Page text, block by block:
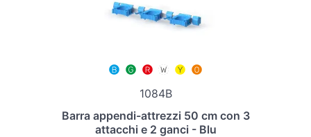
1084B
Barra appendi-attrezzi 50 cm con 3
attacchi e 2 ganci - Blu